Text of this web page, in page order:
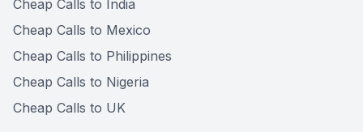
Cheap Calls to India
Cheap Calls to Mexico
Cheap Calls to Philippines
Cheap Calls to Nigeria
Cheap Calls to UK